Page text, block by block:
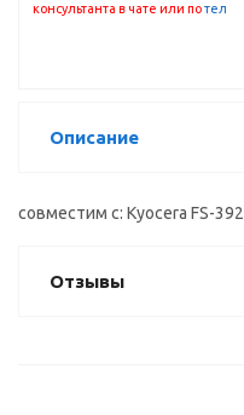
консультанта в чате или потел
Описание
совместим с: Kyocera FS-
Отзывы